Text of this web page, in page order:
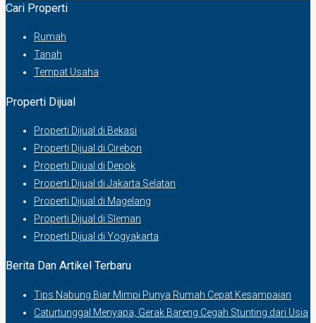
Cari Properti
Rumah
Tanah
Tempat Usaha
Properti Dijual
Properti Dijual di Bekasi
Properti Dijual di Cirebon
Properti Dijual di Depok
Properti Dijual di Jakarta Selatan
Properti Dijual di Magelang
Properti Dijual di Sleman
Properti Dijual di Yogyakarta
Berita Dan Artikel Terbaru
Tips Nabung Biar Mimpi Punya Rumah Cepat Kesampaian
Caturtunggal Menyapa, Gerak Bareng Cegah Stunting dari Usia